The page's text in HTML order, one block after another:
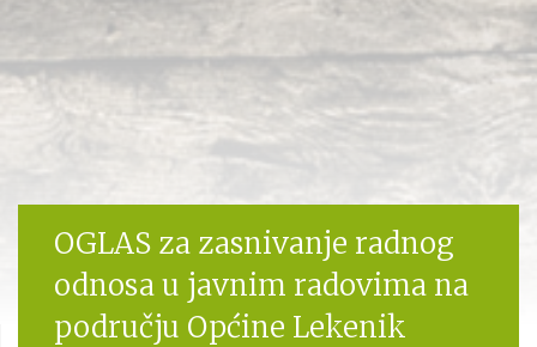
OGLAS za zasnivanje radnog
odnosa u javnim radovima na
području Općine Lekenik